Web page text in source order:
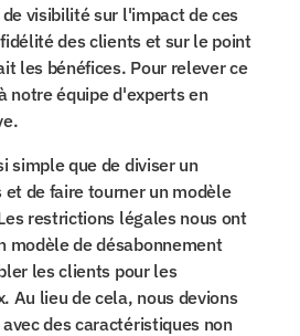
visibilité sur l'impact de ces
des clients et sur le point
les bénéfices. Pour relever ce
notre équipe d'experts en
simple que de diviser un
et de faire tourner un modèle
restrictions légales nous ont
modèle de désabonnement
les clients pour les
Au lieu de cela, nous devions
des caractéristiques non